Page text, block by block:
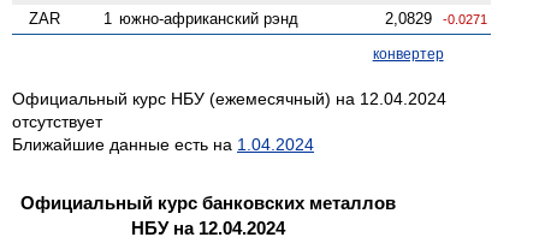
ZAR 1 южно-африканский рэнд 2,0829 -0.0271
конвертер
Официальный курс НБУ (ежемесячный) на 12.04.2024
отсутствует
Ближайшие данные есть на 1.04.2024
Официальный курс банковских металлов
НБУ на 12.04.2024